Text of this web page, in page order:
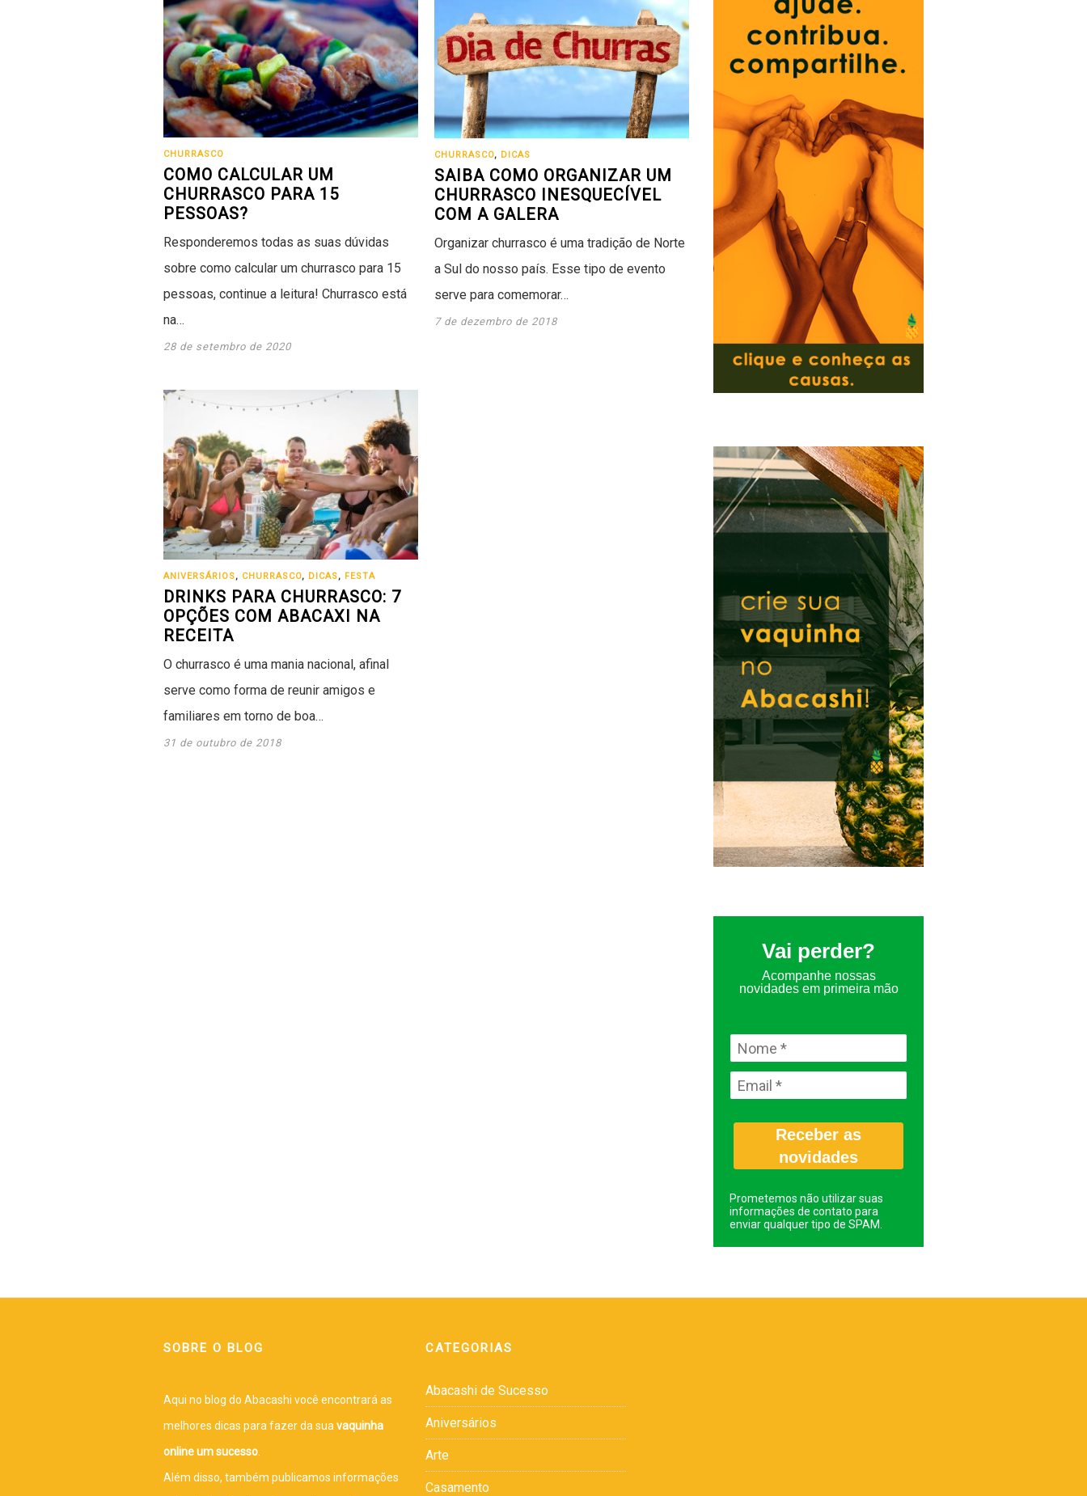
CHURRASCO
COMO CALCULAR UM
CHURRASCO PARA 15
PESSOAS?
Responderemos todas as suas dúvidas
sobre como calcular um churrasco para 15
pessoas, continue a leitura! Churrasco está
na…
28 de setembro de 2020
CHURRASCO, DICAS
SAIBA COMO ORGANIZAR UM
CHURRASCO INESQUECÍVEL
COM A GALERA
Organizar churrasco é uma tradição de Norte
a Sul do nosso país. Esse tipo de evento
serve para comemorar…
7 de dezembro de 2018
ANIVERSÁRIOS, CHURRASCO, DICAS, FESTA
DRINKS PARA CHURRASCO: 7
OPÇÕES COM ABACAXI NA
RECEITA
O churrasco é uma mania nacional, afinal
serve como forma de reunir amigos e
familiares em torno de boa…
31 de outubro de 2018
Vai perder?
Acompanhe nossas
novidades em primeira mão
Receber as
novidades
Prometemos não utilizar suas
informações de contato para
enviar qualquer tipo de SPAM.
SOBRE O BLOG
Aqui no blog do Abacashi você encontrará as
melhores dicas para fazer da sua vaquinha
online um sucesso
Além disso, também publicamos informações
CATEGORIAS
Abacashi de Sucesso
Aniversários
Arte
Casamento